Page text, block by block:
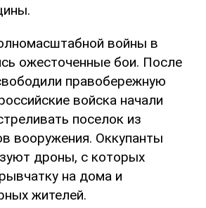
войны в
ожесточенные бои. После
правобережную
войска начали
поселок из
вооружения. Оккупанты
дроны, с которых
на дома и
жителей.